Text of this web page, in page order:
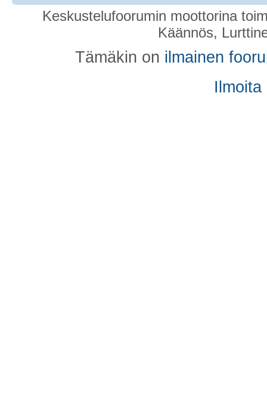
Keskustelufoorumin moottorina
Käännös,
Tämäkin on ilmainen